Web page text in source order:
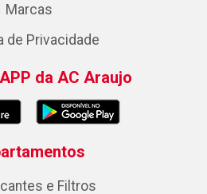
Marcas
de Privacidade
da AC Araujo
e Filtros